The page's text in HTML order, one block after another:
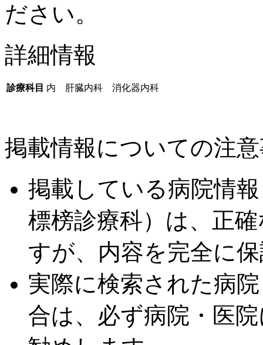
ださい。
詳細情報
診療科目 内 肝臓内科 消化器内科
掲載情報についての注
掲載している病院情
標榜診療科）は、正
すが、内容を完全に
実際に検索された病
合は、必ず病院・医